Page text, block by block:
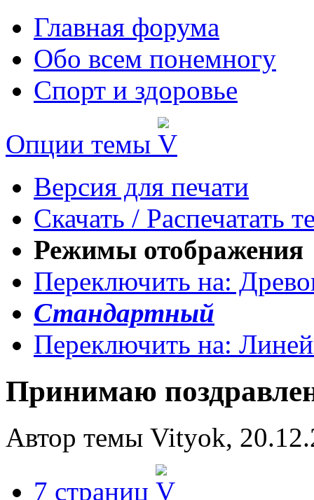
Главная форума
Обо всем понемногу
Спорт и здоровье
Опции темы
Версия для печати
Скачать / Распечатать
Режимы отображения
Переключить на:
Стандартный
Переключить на:
Принимаю
Автор темы Vityok,
7 страниц